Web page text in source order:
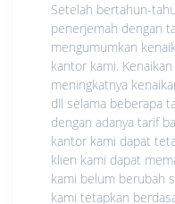
Setelah bertahun-
penerjemah dengan
mengumumkan
kantor kami. Kenaikan
meningkatnya
dll selama beberapa
dengan adanya tarif
kantor kami dapat
klien kami dapat
kami belum berubah
kami tetapkan